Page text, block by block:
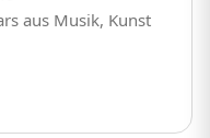
aus Musik, Kunst